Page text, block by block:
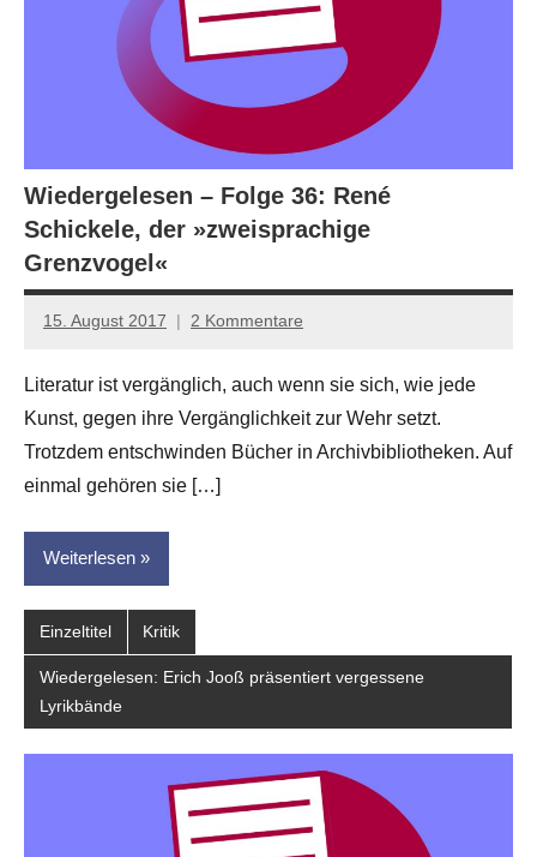
Wiedergelesen – Folge 36: René
Schickele, der »zweisprachige
Grenzvogel«
15. August 2017
Anton
Leitner
2 Kommentare
Literatur ist vergänglich, auch wenn sie sich, wie jede
Kunst, gegen ihre Vergänglichkeit zur Wehr setzt.
Trotzdem entschwinden Bücher in Archivbibliotheken. Auf
einmal gehören sie […]
Weiterlesen
Einzeltitel Kritik
Wiedergelesen: Erich Jooß präsentiert vergessene
Lyrikbände